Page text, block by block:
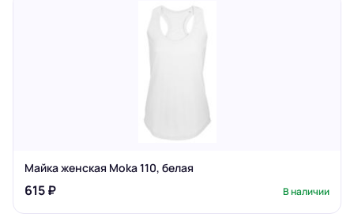
Майка женская Moka 110, белая
615 ₽ В наличии